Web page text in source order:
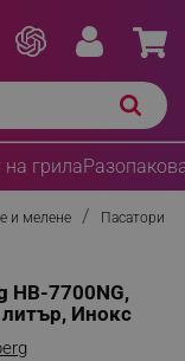
грила
и мелене Пасатори
HB-7700NG,
Инокс